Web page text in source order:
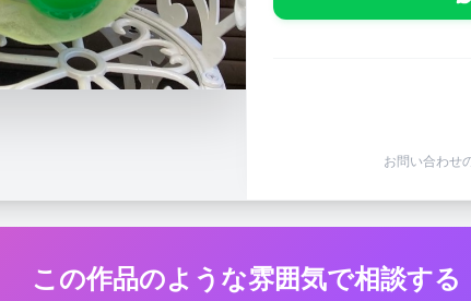
ν[NEU]LAST
お問い合わせ
この作品のような雰囲気で相談する